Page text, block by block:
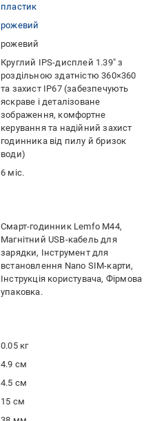
пластик
рожевий
рожевий
Круглий IPS-дисплей 1.39" з
роздільною здатністю 360×360
та захист IP67 (забезпечують
яскраве і деталізоване
зображення, комфортне
керування та надійний захист
годинника від пилу й бризок
води)
6 міс.
Смарт-годинник Lemfo M44,
Магнітний USB-кабель для
зарядки, Інструмент для
встановлення Nano SIM-карти,
Інструкція користувача, Фірмова
упаковка.
0.05 кг
4.9 см
4.5 см
15 см